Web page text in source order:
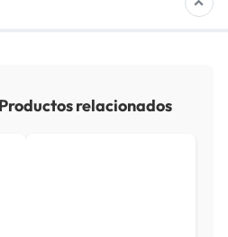
relacionados